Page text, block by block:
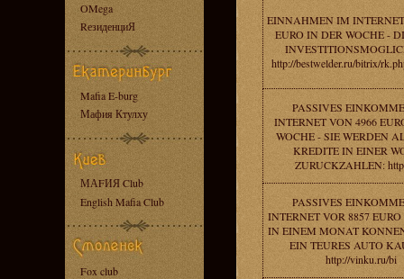
OMega
RезиденциЯ
Mafia E-burg
Мафия Ктулху
МАFИЯ Club
English Mafia Club
Fox club
EINNAHMEN IM
EURO IN DER WOCHE -
http://bestwelder.ru/bitrix/
PASSIVES
INTERNET VON 4966
WOCHE - SIE WERDEN
KREDITE IN EINER
ZURUCKZAHLEN:
PASSIVES
INTERNET VOR 8857 EURO
IN EINEM MONAT
EIN TEURES AUTO
http://vinku.ru/bi